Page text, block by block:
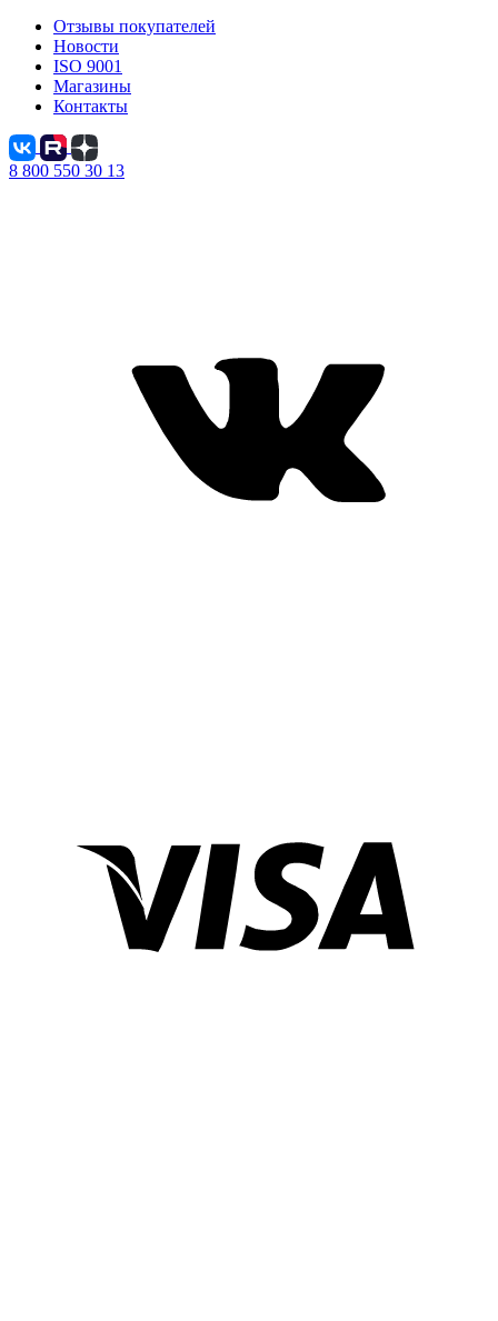
Отзывы покупателей
Новости
ISO 9001
Магазины
Контакты
8 800 550 30 13